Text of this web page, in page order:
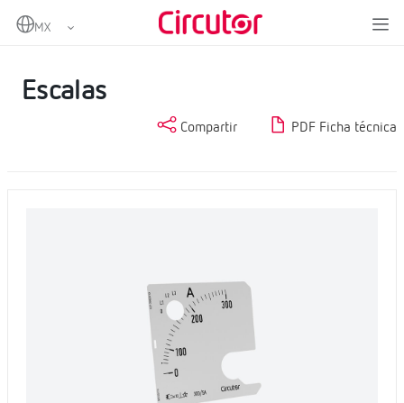
Home Medida y control
Instrumentación analógica
Escalas
Compartir PDF Ficha técnica